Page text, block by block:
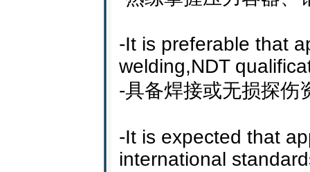
-It is preferable that
welding,NDT
-具备焊接或无损探伤
-It is expected that
international